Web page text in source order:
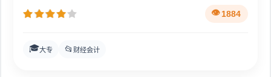
1884
🎓大专 📂 财经会计